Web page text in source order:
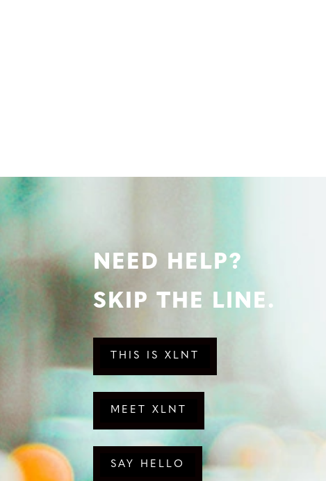
NEED HELP?
SKIP THE LINE.
THIS IS XLNT
MEET XLNT
SAY HELLO